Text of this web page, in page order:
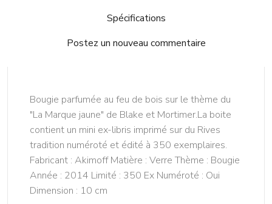
Spécifications
Postez un nouveau commentaire
Bougie parfumée au feu de bois sur le thème du
"La Marque jaune" de Blake et Mortimer.La boite
contient un mini ex-libris imprimé sur du Rives
tradition numéroté et édité à 350 exemplaires.
Fabricant : Akimoff Matière : Verre Thème : Bougie
Année : 2014 Limité : 350 Ex Numéroté : Oui
Dimension : 10 cm